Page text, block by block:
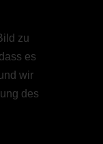
zu
es
wir
des